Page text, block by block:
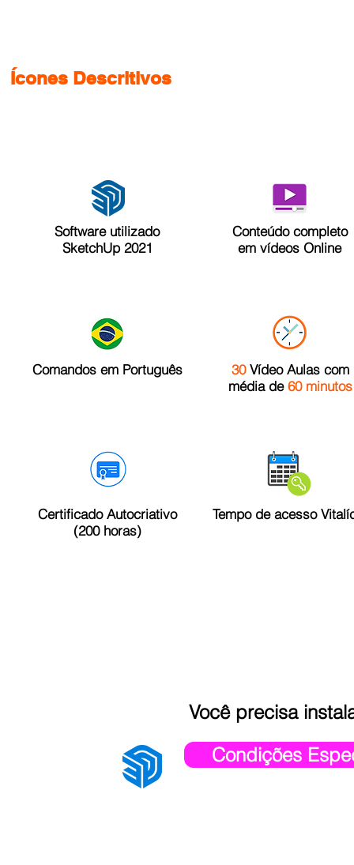
Ícones Descritivos
Software utilizado
SketchUp 2021
Comandos em Português
Certificado Autocriativo
(200 horas)
Conteúdo completo
em vídeos Online
30 Vídeo Aulas com
média de 60 minutos
Tempo de acesso
Você precisa
Condições